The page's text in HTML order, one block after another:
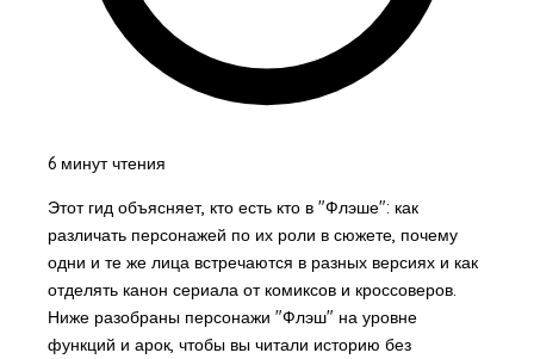
6 минут чтения
Этот гид объясняет, кто есть кто в "Флэше": как
различать персонажей по их роли в сюжете, почему
одни и те же лица встречаются в разных версиях и как
отделять канон сериала от комиксов и кроссоверов.
Ниже разобраны персонажи "Флэш" на уровне
функций и арок, чтобы вы читали историю без